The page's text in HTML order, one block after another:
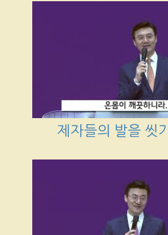
제자들의 발을 씻